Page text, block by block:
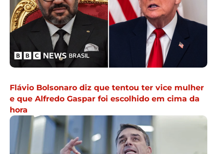
Flávio Bolsonaro diz que tentou ter vice mulher
e que Alfredo Gaspar foi escolhido em cima da
hora